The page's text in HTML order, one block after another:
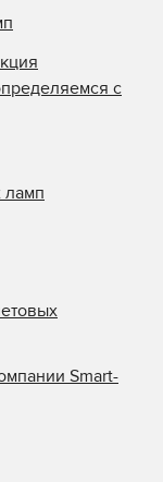
с
ламп
Smart-